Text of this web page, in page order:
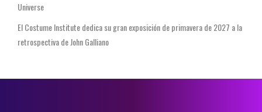
Universe
El Costume Institute dedica su gran exposición de primavera de 2027 a la
retrospectiva de John Galliano